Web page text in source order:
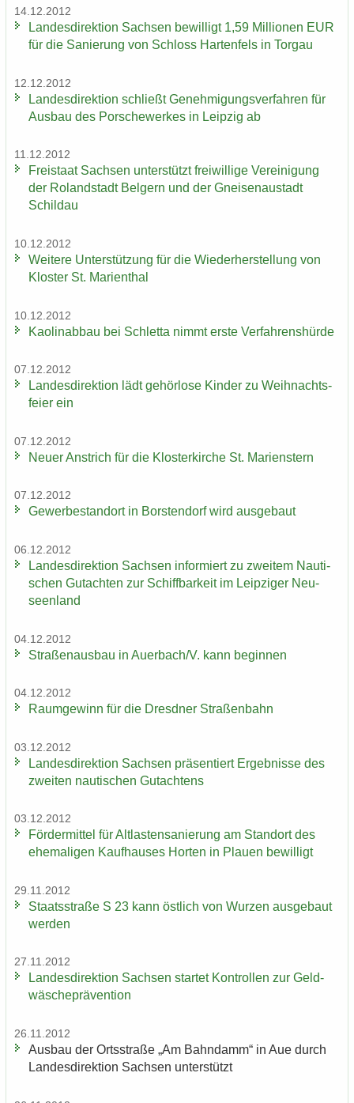
14.12.2012
Lan­des­di­rek­ti­on Sach­sen be­wil­ligt 1,59 Mil­lio­nen EUR
für die Sa­nie­rung von Schloss Har­ten­fels in Tor­gau
12.12.2012
Lan­des­di­rek­ti­on schließt Ge­neh­mi­gungs­ver­fah­ren für
Aus­bau des Por­sche­wer­kes in Leip­zig ab
11.12.2012
Frei­staat Sach­sen un­ter­stützt frei­wil­li­ge Ver­ei­ni­gung
der Ro­land­stadt Bel­gern und der Gnei­sen­au­stadt
Schildau
10.12.2012
Wei­te­re Un­ter­stüt­zung für die Wie­der­her­stel­lung von
Klos­ter St. Ma­ri­en­thal
10.12.2012
Kao­lin­ab­bau bei Schlet­ta nimmt erste Ver­fah­rens­hür­de
07.12.2012
Lan­des­di­rek­ti­on lädt ge­hör­lo­se Kin­der zu Weih­nachts­
fei­er ein
07.12.2012
Neuer An­strich für die Klos­ter­kir­che St. Ma­ri­enstern
07.12.2012
Ge­wer­be­stand­ort in Bors­ten­dorf wird aus­ge­baut
06.12.2012
Lan­des­di­rek­ti­on Sach­sen in­for­miert zu zwei­tem Nau­ti­
schen Gut­ach­ten zur Schiff­bar­keit im Leip­zi­ger Neu­
seen­land
04.12.2012
Stra­ßen­aus­bau in Au­er­bach/V. kann be­gin­nen
04.12.2012
Raum­ge­winn für die Dresd­ner Stra­ßen­bahn
03.12.2012
Lan­des­di­rek­ti­on Sach­sen prä­sen­tiert Er­geb­nis­se des
zwei­ten nau­ti­schen Gut­ach­tens
03.12.2012
För­der­mit­tel für Alt­las­ten­sa­nie­rung am Stand­ort des
ehe­ma­li­gen Kauf­hau­ses Hor­ten in Plau­en be­wil­ligt
29.11.2012
Staats­stra­ße S 23 kann öst­lich von Wur­zen aus­ge­baut
wer­den
27.11.2012
Lan­des­di­rek­ti­on Sach­sen star­tet Kon­trol­len zur Geld­
wä­sche­prä­ven­ti­on
26.11.2012
Aus­bau der Orts­stra­ße „Am Bahn­damm“ in Aue durch
Lan­des­di­rek­ti­on Sach­sen un­ter­stützt